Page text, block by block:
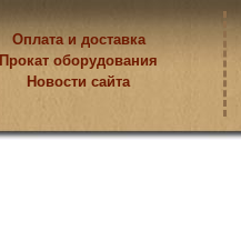
Оплата и доставка
Прокат оборудования
Новости сайта